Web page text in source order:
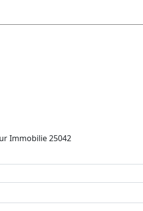
Immobilie 25042